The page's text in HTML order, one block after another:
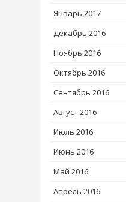
Январь 2017
Декабрь 2016
Ноябрь 2016
Октябрь 2016
Сентябрь 2016
Август 2016
Июль 2016
Июнь 2016
Май 2016
Апрель 2016